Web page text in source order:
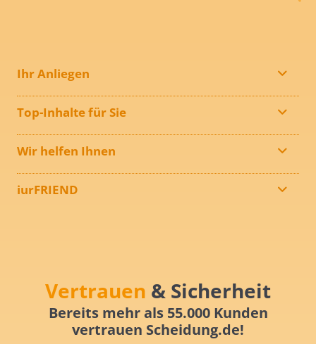
Ihr Anliegen
Top-Inhalte für Sie
Wir helfen Ihnen
iurFRIEND
Vertrauen & Sicherheit
Bereits mehr als 55.000 Kunden
vertrauen Scheidung.de!